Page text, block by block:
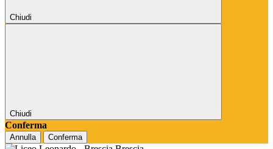
Chiudi
Chiudi
Conferma
Annulla Conferma